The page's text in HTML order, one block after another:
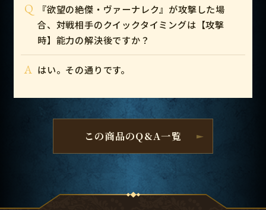
Q
『欲望の絶傑・ヴァーナレク』が攻撃した場
合、対戦相手のクイックタイミングは【攻撃
時】能力の解決後ですか？
A はい。その通りです。
この商品のQ&A一覧